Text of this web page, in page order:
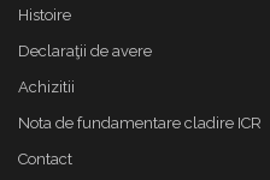
Histoire
Declaraţii de avere
Achizitii
Nota de fundamentare cladire ICR
Contact